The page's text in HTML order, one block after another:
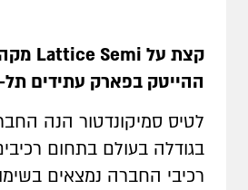
קצת על Lattice Semi
ההייטק בפארק עתידים
לטיס סמיקונדטור הנה
בגודלה בעולם בתחום
רכיבי החברה נמצאים